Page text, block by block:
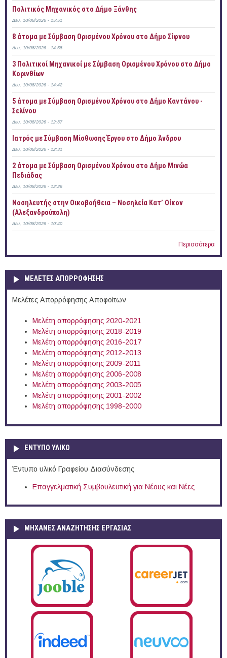
Πολιτικός Μηχανικός στο Δήμο Ξάνθης
Δευ, 10/08/2026 - 15:51
8 άτομα με Σύμβαση Ορισμένου Χρόνου στο Δήμο Σίφνου
Δευ, 10/08/2026 - 14:58
3 Πολιτικοί Μηχανικοί με Σύμβαση Ορισμένου Χρόνου στο Δήμο
Κορινθίων
Δευ, 10/08/2026 - 14:42
5 άτομα με Σύμβαση Ορισμένου Χρόνου στο Δήμο Καντάνου -
Σελίνου
Δευ, 10/08/2026 - 12:37
Ιατρός με Σύμβαση Μίσθωσης Έργου στο Δήμο Άνδρου
Δευ, 10/08/2026 - 12:31
2 άτομα με Σύμβαση Ορισμένου Χρόνου στο Δήμο Μινώα
Πεδιάδας
Δευ, 10/08/2026 - 12:26
Νοσηλευτής στην Οικοβοήθεια – Νοσηλεία Κατ’ Οίκον
(Αλεξανδρούπολη)
Δευ, 10/08/2026 - 10:40
Περισσότερα
ΜΕΛΕΤΕΣ ΑΠΟΡΡΟΦΗΣΗΣ
Μελέτες Απορρόφησης Αποφοίτων
Μελέτη απορρόφησης 2020-2021
Μελέτη απορρόφησης 2018-2019
Μελέτη απορρόφησης 2016-2017
Μελέτη απορρόφησης 2012-2013
Μελέτη απορρόφησης 2009-2011
Μελέτη απορρόφησης 2006-2008
Μελέτη απορρόφησης 2003-2005
Μελέτη απορρόφησης 2001-2002
Μελέτη απορρόφησης 1998-2000
ΕΝΤΥΠΟ ΥΛΙΚΟ
Έντυπο υλικό Γραφείου Διασύνδεσης
Επαγγελματική Συμβουλευτική για Νέους και Νέες
ΜΗΧΑΝΕΣ ΑΝΑΖΗΤΗΣΗΣ ΕΡΓΑΣΙΑΣ